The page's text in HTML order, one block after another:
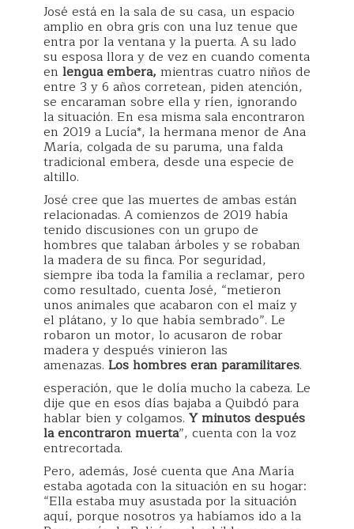
José está en la sala de su casa, un espacio
amplio en obra gris con una luz tenue que
entra por la ventana y la puerta. A su lado
su esposa llora y de vez en cuando comenta
en lengua embera, mientras cuatro niños de
entre 3 y 6 años corretean, piden atención,
se encaraman sobre ella y ríen, ignorando
la situación. En esa misma sala encontraron
en 2019 a Lucía*, la hermana menor de Ana
María, colgada de su paruma, una falda
tradicional embera, desde una especie de
altillo.
José cree que las muertes de ambas están
relacionadas. A comienzos de 2019 había
tenido discusiones con un grupo de
hombres que talaban árboles y se robaban
la madera de su finca. Por seguridad,
siempre iba toda la familia a reclamar, pero
como resultado, cuenta José, “metieron
unos animales que acabaron con el maíz y
el plátano, y lo que había sembrado”. Le
robaron un motor, lo acusaron de robar
madera y después vinieron las
amenazas. Los hombres eran paramilitares.
esperación, que le dolía mucho la cabeza. Le
dije que en esos días bajaba a Quibdó para
hablar bien y colgamos. Y minutos después
la encontraron muerta”, cuenta con la voz
entrecortada.
Pero, además, José cuenta que Ana María
estaba agotada con la situación en su hogar:
“Ella estaba muy asustada por la situación
aquí, porque nosotros ya habíamos ido a la